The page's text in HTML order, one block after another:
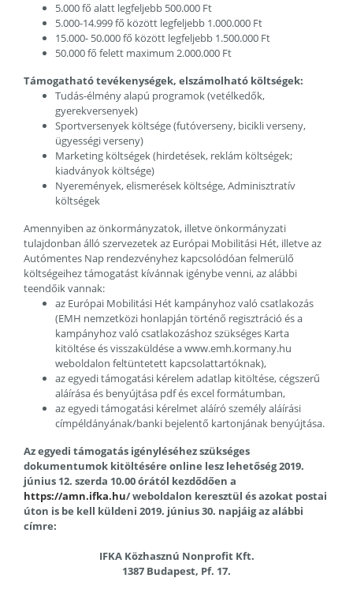
5.000 fő alatt legfeljebb 500.000 Ft
5.000-14.999 fő között legfeljebb 1.000.000 Ft
15.000- 50.000 fő között legfeljebb 1.500.000 Ft
50.000 fő felett maximum 2.000.000 Ft
Támogatható tevékenységek, elszámolható költségek:
Tudás-élmény alapú programok (vetélkedők,
gyerekversenyek)
Sportversenyek költsége (futóverseny, bicikli verseny,
ügyességi verseny)
Marketing költségek (hirdetések, reklám költségek;
kiadványok költsége)
Nyeremények, elismerések költsége, Adminisztratív
költségek
Amennyiben az önkormányzatok, illetve önkormányzati
tulajdonban álló szervezetek az Európai Mobilitási Hét, illetve az
Autómentes Nap rendezvényhez kapcsolódóan felmerülő
költségeihez támogatást kívánnak igénybe venni, az alábbi
teendőik vannak:
az Európai Mobilitási Hét kampányhoz való csatlakozás
(EMH nemzetközi honlapján történő regisztráció és a
kampányhoz való csatlakozáshoz szükséges Karta
kitöltése és visszaküldése a www.emh.kormany.hu
weboldalon feltüntetett kapcsolattartóknak),
az egyedi támogatási kérelem adatlap kitöltése, cégszerű
aláírása és benyújtása pdf és excel formátumban,
az egyedi támogatási kérelmet aláíró személy aláírási
címpéldányának/banki bejelentő kartonjának benyújtása.
Az egyedi támogatás igényléséhez szükséges
dokumentumok kitöltésére online lesz lehetőség 2019.
június 12. szerda 10.00 órától kezdődően a
https://amn.ifka.hu/weboldalon keresztül és azokat postai
úton is be kell küldeni 2019. június 30. napjáig az alábbi
címre:
IFKA Közhasznú Nonprofit Kft.
1387 Budapest, Pf. 17.